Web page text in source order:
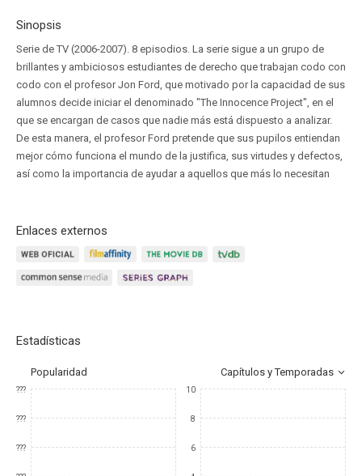
Sinopsis
Serie de TV (2006-2007). 8 episodios. La serie sigue a un grupo de
brillantes y ambiciosos estudiantes de derecho que trabajan codo con
codo con el profesor Jon Ford, que motivado por la capacidad de sus
alumnos decide iniciar el denominado "The Innocence Project", en el
que se encargan de casos que nadie más está dispuesto a analizar.
De esta manera, el profesor Ford pretende que sus pupilos entiendan
mejor cómo funciona el mundo de la justifica, sus virtudes y defectos,
así como la importancia de ayudar a aquellos que más lo necesitan
Enlaces externos
Estadísticas
Popularidad Capítulos y Temporadas
???
???
???
10
8
6